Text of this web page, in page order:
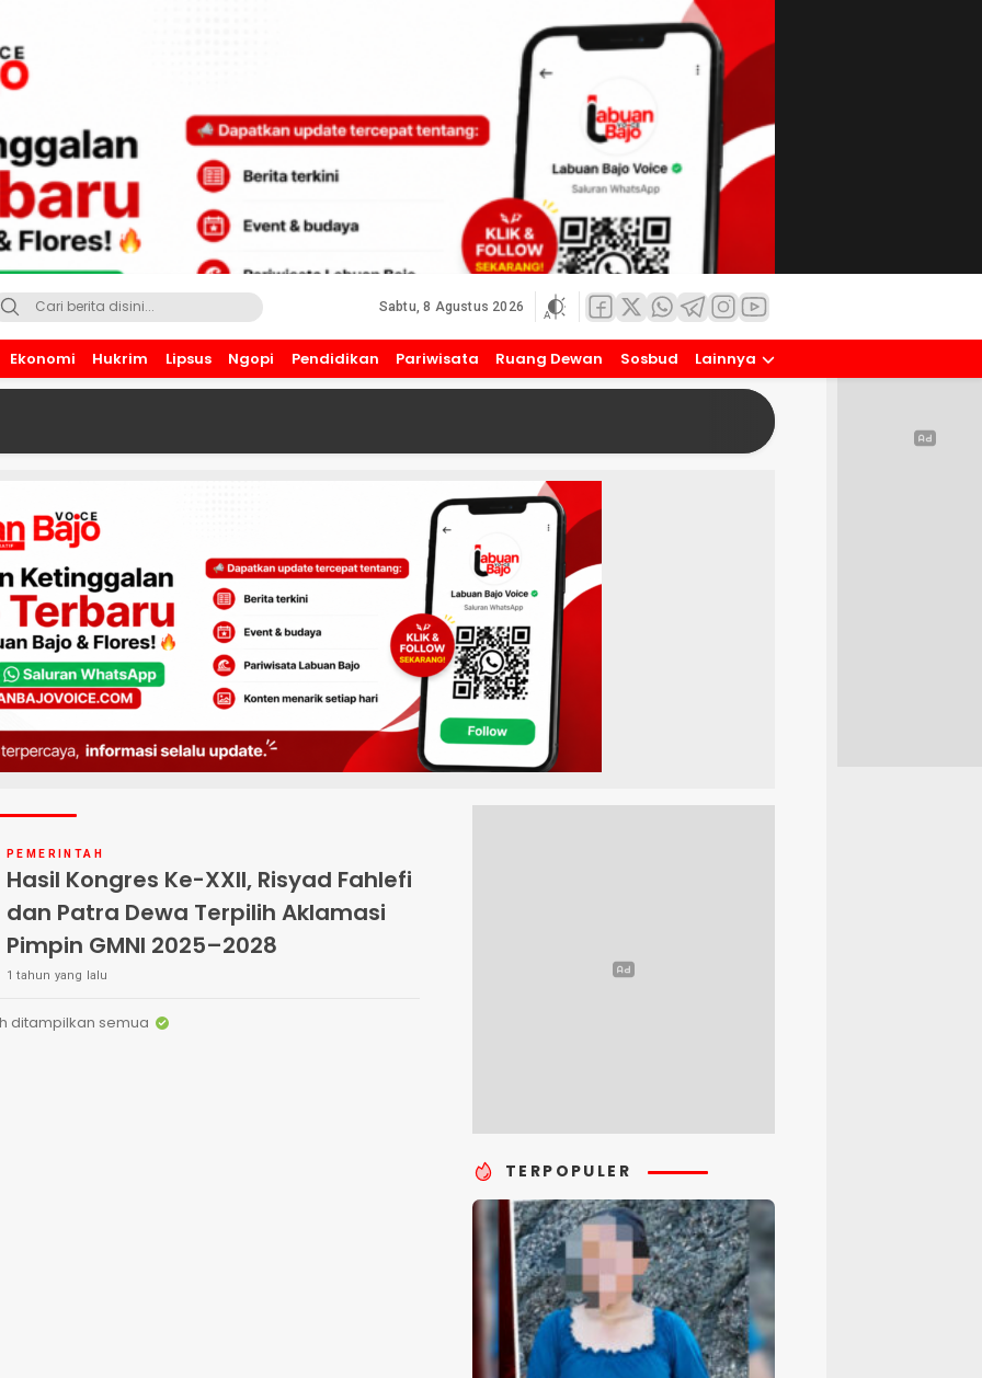
Sabtu, 8 Agustus 2026
Ekonomi Hukrim Lipsus Ngopi Pendidikan Pariwisata Ruang Dewan Sosbud Lainnya
PEMERINTAH
Hasil Kongres Ke-XXII, Risyad Fahlefi
dan Patra Dewa Terpilih Aklamasi
Pimpin GMNI 2025–2028
1 tahun yang lalu
ditampilkan semua
TERPOPULER